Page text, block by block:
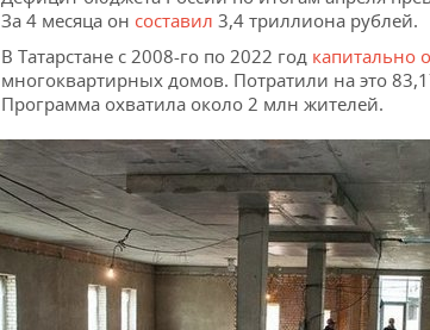
За 4 месяца он составил 3,4 триллиона рублей.
В Татарстане с 2008-го по 2022 год капитально
многоквартирных домов. Потратили на это
Программа охватила около 2 млн жителей.